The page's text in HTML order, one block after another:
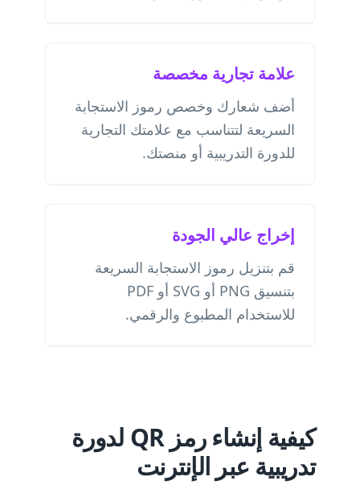
علامة تجارية مخصصة
أضف شعارك وخصص رموز الاستجابة
السريعة لتتناسب مع علامتك التجارية
للدورة التدريبية أو منصتك.
إخراج عالي الجودة
قم بتنزيل رموز الاستجابة السريعة
بتنسيق PNG أو SVG أو PDF
للاستخدام المطبوع والرقمي.
كيفية إنشاء رمز QR لدورة
تدريبية عبر الإنترنت